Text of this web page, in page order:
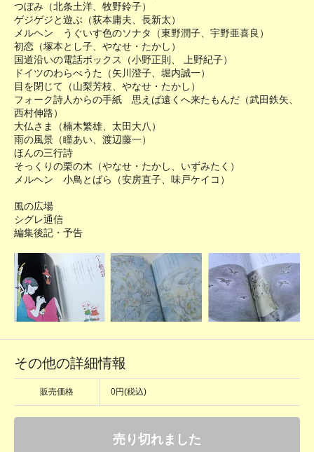
つぼみ（北条土洋、牧野鈴子）
ゲジゲジと遊ぶ（荻本庸夫、長新太）
メルヘン うぐいす色のソナタ（東野潤子、宇野亜喜良）
初恋（塚本とし子、やなせ・たかし）
国道沿いの電話ボックス（小野正則、 上野紀子）
ドイツのわらべうた（矢川澄子、堀内誠一）
目を閉じて（山梨芳枝、やなせ・たかし）
フォーク詩人からの手紙 思えば遠くへ来たもんだ（武田鉄矢、
西村伸路）
大仏さま（楠木繁雄、太田大八）
雨の風景（瞳あい、渡辺藤一）
ほんの三行詩
そっくりの栗の木（やなせ・たかし、いずみたく）
メルヘン 小鳥とばら（安房直子、味戸ケイコ）
風の広場
シグレ通信
編集後記・予告
その他の詳細情報
販売価格 0円(税込)
売り切れました